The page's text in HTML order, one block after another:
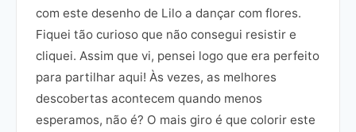
com este desenho de Lilo a dançar com flores.
Fiquei tão curioso que não consegui resistir e
cliquei. Assim que vi, pensei logo que era perfeito
para partilhar aqui! Às vezes, as melhores
descobertas acontecem quando menos
esperamos, não é? O mais giro é que colorir este